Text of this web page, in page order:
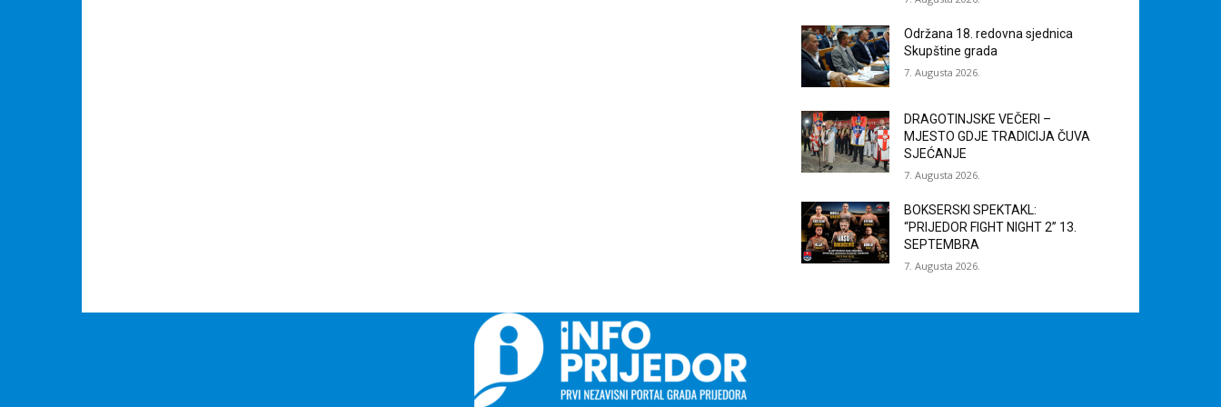
Održana 18. redovna sjednica
Skupštine grada
7. Augusta 2026.
DRAGOTINJSKE VEČERI –
MJESTO GDJE TRADICIJA ČUVA
SJEĆANJE
7. Augusta 2026.
BOKSERSKI SPEKTAKL:
“PRIJEDOR FIGHT NIGHT 2” 13.
SEPTEMBRA
7. Augusta 2026.